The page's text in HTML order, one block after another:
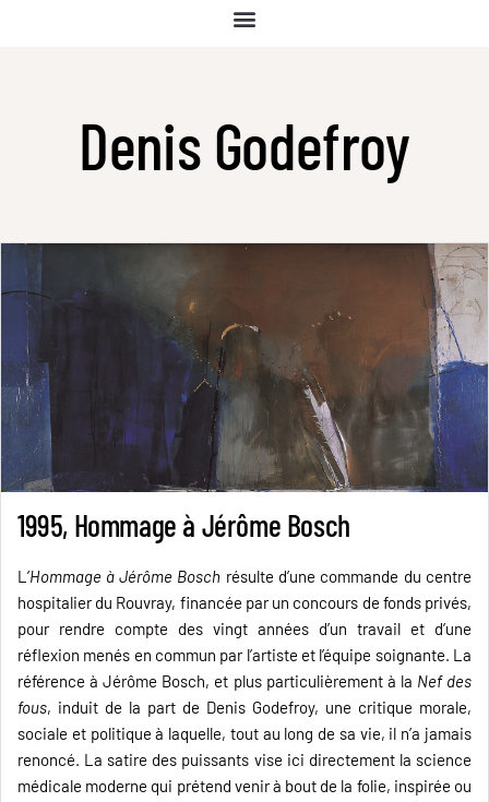
Denis Godefroy
1995, Hommage à Jérôme Bosch
L’Hommage à Jérôme Bosch résulte d’une commande du centre
hospitalier du Rouvray, financée par un concours de fonds privés,
pour rendre compte des vingt années d’un travail et d’une
réflexion menés en commun par l’artiste et l’équipe soignante. La
référence à Jérôme Bosch, et plus particulièrement à la Nef des
fous, induit de la part de Denis Godefroy, une critique morale,
sociale et politique à laquelle, tout au long de sa vie, il n’a jamais
renoncé. La satire des puissants vise ici directement la science
médicale moderne qui prétend venir à bout de la folie, inspirée ou